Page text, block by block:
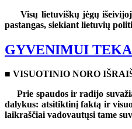
Visų lietuviškų jėgų
pastangas, siekiant lietuvių
GYVENIMUI
■ VISUOTINIO NORO
Prie spaudos ir radijo
dalykus: atsitiktinį faktą ir
laikraščiai vadovautųsi tame